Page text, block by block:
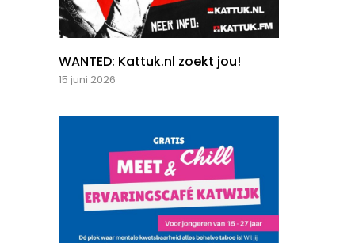
WANTED: Kattuk.nl zoekt jou!
15 juni 2026